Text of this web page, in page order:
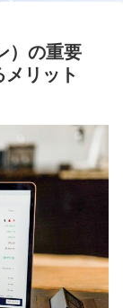
）の重要
リット